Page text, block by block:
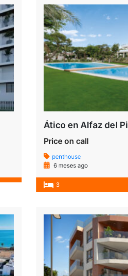
Ático en Alfaz del Pi
Price on call
penthouse
6 meses ago
3